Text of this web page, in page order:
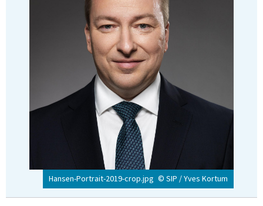
Hansen-Portrait-2019-crop.jpg © SIP / Yves Kortum